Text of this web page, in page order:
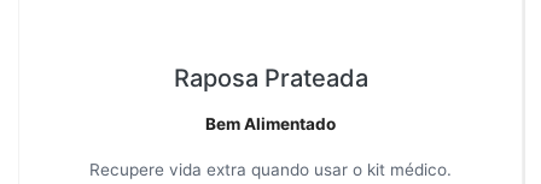
Raposa Prateada
Bem Alimentado
Recupere vida extra quando usar o kit médico.